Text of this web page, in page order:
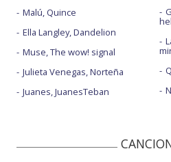
Malú, Quince
Ella Langley, Dandelion
Muse, The wow! signal
Julieta Venegas, Norteña
Juanes, JuanesTeban